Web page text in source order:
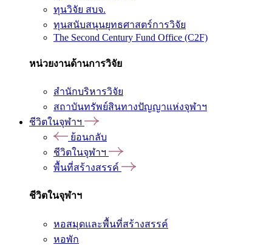
ทุนวิจัย สบจ.
ทุนสนับสนุนยุทธศาสตร์การวิจัย
The Second Century Fund Office (C2F)
หน่วยงานด้านการวิจัย
สำนักบริหารวิจัย
สถาบันทรัพย์สินทางปัญญาแห่งจุฬาฯ
ชีวิตในจุฬาฯ
ย้อนกลับ
ชีวิตในจุฬาฯ
พื้นที่สร้างสรรค์
ชีวิตในจุฬาฯ
หอสมุดและพื้นที่สร้างสรรค์
หอพัก